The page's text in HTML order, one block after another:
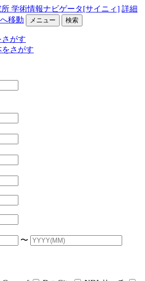
学術情報ナビゲータ[サイニィ] 詳細
移動 メニュー 検索
がす
さがす
〜